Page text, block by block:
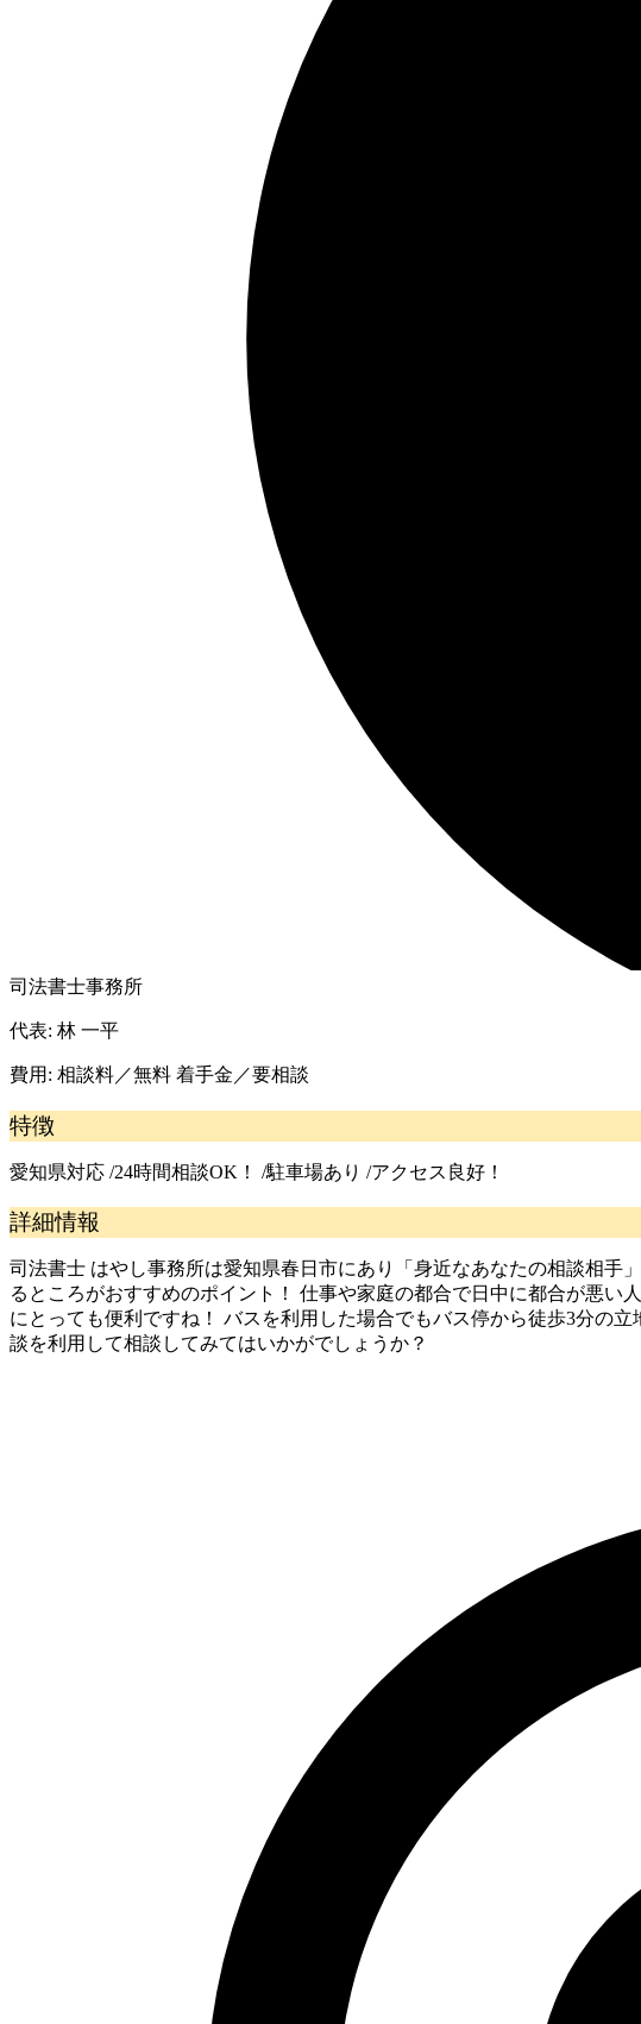
司法書士事務所
代表: 林 一平
費用: 相談料／無料 着手金／要相談
特徴
愛知県対応 /24時間相談OK！ /駐車場あり /アクセス良好！
詳細情報
司法書士 はやし事務所は愛知県春日市にあり「身近なあなたの相談相
るところがおすすめのポイント！ 仕事や家庭の都合で日中に都合が悪い
にとっても便利ですね！ バスを利用した場合でもバス停から徒歩3分の
談を利用して相談してみてはいかがでしょうか？